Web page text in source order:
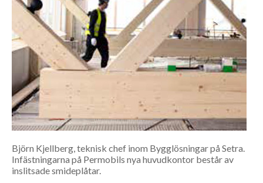
Björn Kjellberg, teknisk chef inom Bygglösningar på Setra.
Infästningarna på Permobils nya huvudkontor består av
inslitsade smideplåtar.